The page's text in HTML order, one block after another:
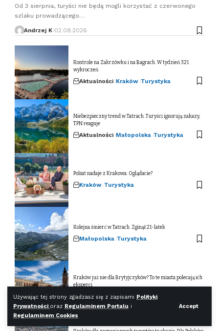
Używając tej strony zgadzasz się z zapisami Polityki
Prywatności oraz Regulaminem Portalu i
Regulaminem Cookies
Accept
Od 3 sierpnia, turyści nie będą mogli korzystać z czerwonego
szlaku prowadzącego…
Andrzej K 02.08.2026
Kontrole na Zakrzówku i na Bagrach. W tydzień 321
wykroczeń
Aktualności Kraków Turystyka
Niebezpieczny trend w Tatrach. Turyści ignorują zakazy,
TPN reaguje
Aktualności Małopolska Turystyka
Polsat nadaje z Krakowa. Oglądacie?
Kraków Turystyka
Kolejna śmierć w Tatrach. Zginął 21-latek
Małopolska Turystyka
Kraków już nie dla Brytyjczyków? To te miasta polecają ich
eksperci
Aktualności Kraków Turystyka